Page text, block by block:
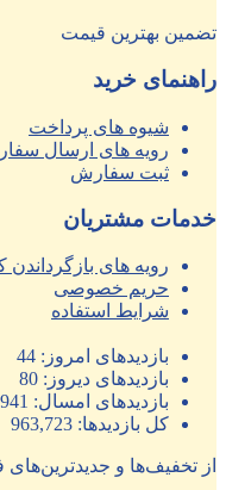
تضمین بهترین قیمت
راهنمای خرید
شیوه های پرداخت
رویه های ارسال
ثبت سفارش
خدمات مشتریان
رویه های بازگرداندن
حریم خصوصی
شرایط استفاده
بازدیدهای امروز: 44
بازدیدهای دیروز: 80
بازدیدهای امسال:
کل بازدیدها: 963,723
از تخفیف‌ها و